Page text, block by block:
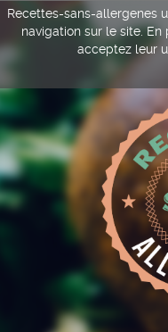
Recettes-sans-allergenes
navigation sur le site.
acceptez leur